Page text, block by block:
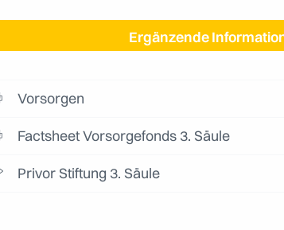
Ergänzende
Vorsorgen
Factsheet Vorsorgefonds 3. Säule
Privor Stiftung 3. Säule